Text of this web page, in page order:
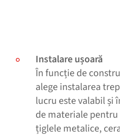
Instalare ușoară
În funcție de
alege instalarea
lucru este valabil și
de materiale
țiglele metalice,